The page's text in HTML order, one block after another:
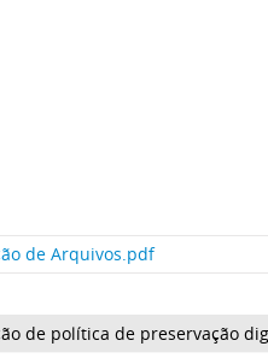
de Arquivos.pdf
de política de preservação